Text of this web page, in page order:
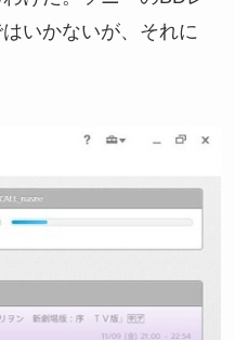
いかないが、それに